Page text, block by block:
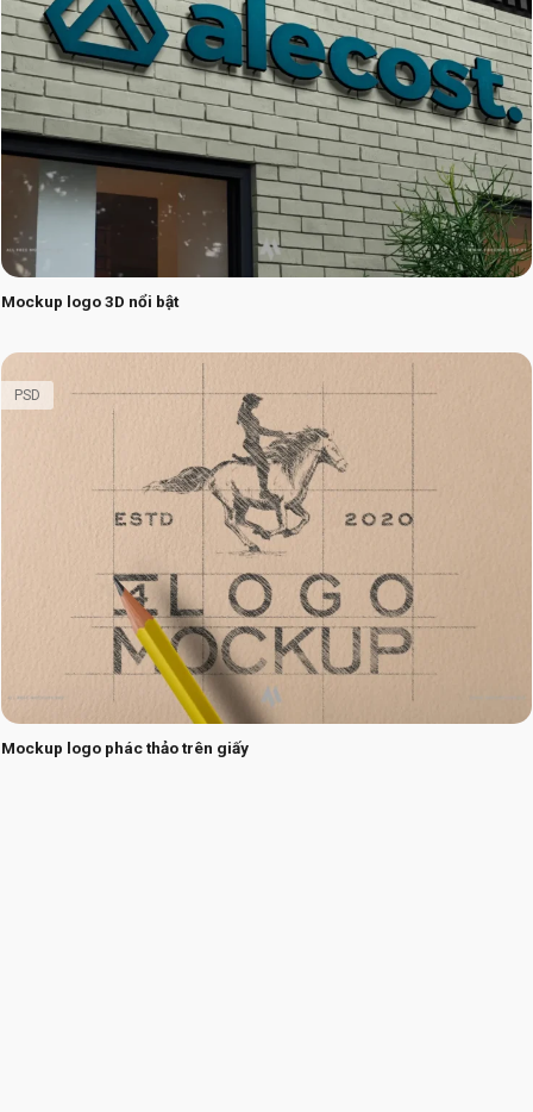
Mockup logo 3D nổi bật
Mockup logo phác thảo trên giấy
PSD